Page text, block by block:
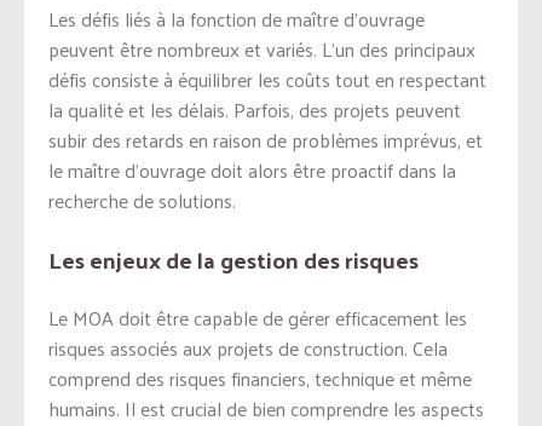
Les défis liés à la fonction de maître d’ouvrage
peuvent être nombreux et variés. L’un des principaux
défis consiste à équilibrer les coûts tout en respectant
la qualité et les délais. Parfois, des projets peuvent
subir des retards en raison de problèmes imprévus, et
le maître d’ouvrage doit alors être proactif dans la
recherche de solutions.
Les enjeux de la gestion des risques
Le MOA doit être capable de gérer efficacement les
risques associés aux projets de construction. Cela
comprend des risques financiers, technique et même
humains. Il est crucial de bien comprendre les aspects